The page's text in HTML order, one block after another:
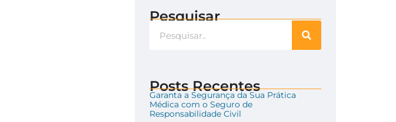
Pesquisar
Posts Recentes
Garanta a Segurança da Sua Prática
Médica com o Seguro de
Responsabilidade Civil